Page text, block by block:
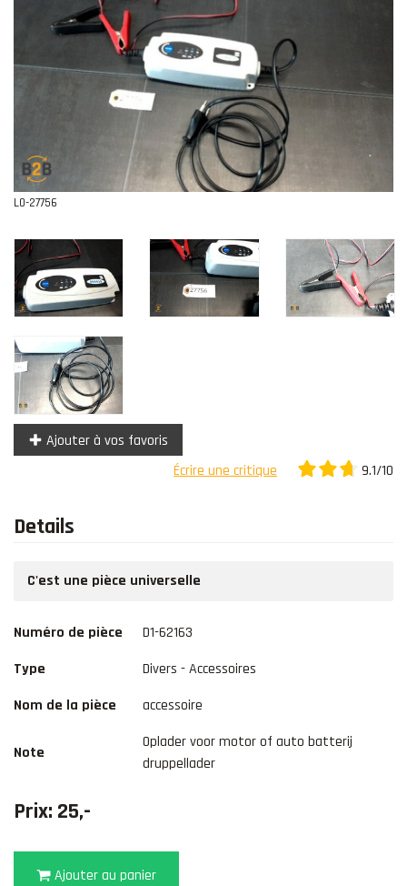
Avis
Contact
L0-27756
Ajouter à vos favoris
Écrire une critique
9.1/10
Details
C'est une pièce universelle
Numéro de pièce
D1-62163
Type
Divers - Accessoires
Nom de la pièce
accessoire
Note
Oplader voor motor of auto batterij
druppellader
Prix: 25,-
Ajouter au panier